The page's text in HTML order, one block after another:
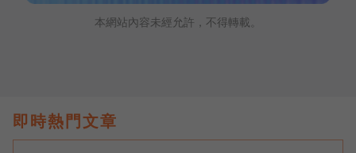
本網站內容未經允許，不得轉載。
即時熱門文章